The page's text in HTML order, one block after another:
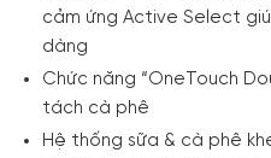
cảm ứng Active Select
dàng
Chức năng “OneTouch
tách cà phê
Hệ thống sữa & cà phê